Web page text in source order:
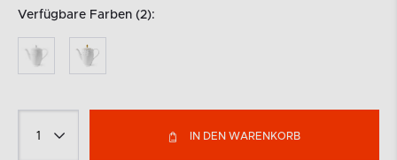
Verfügbare Farben (2):
IN DEN WARENKORB